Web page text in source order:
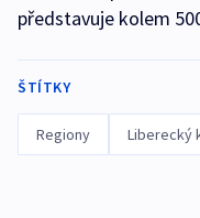
představuje kolem
ŠTÍTKY
Regiony Liberecký